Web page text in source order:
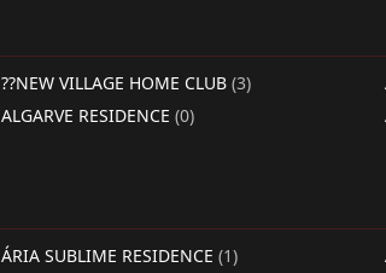
??NEW VILLAGE HOME CLUB (3)
ALGARVE RESIDENCE (0)
ÁRIA SUBLIME RESIDENCE (1)